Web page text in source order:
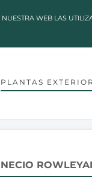
LOS
PLANTAS EXTERIOR
WEB LAS